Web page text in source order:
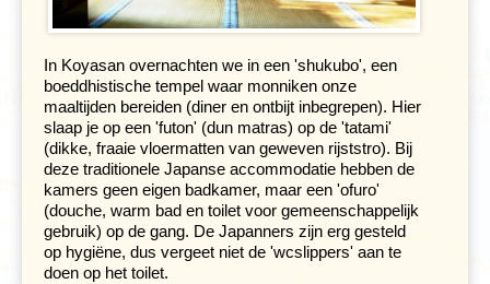
Op de terugweg van Nara naar Kyoto bezoeken we de
Fushimi Inari-tempel. Op de grond van deze tempel
staan honderden rode torii die een pad door het bos
vormen. Een fantastische plek om foto's te maken en te
wandelen langs de kleine tempeltjes en restaurantjes die
rond de berg bij de tempel liggen. In het oosten van
Kyoto kun je ook over de beroemde Filosofenwandeling
lopen. Dit pad loopt langs een kanaal met restaurants en
In Koyasan overnachten we in een 'shukubo', een
boeddhistische tempel waar monniken onze
maaltijden bereiden (diner en ontbijt inbegrepen). Hier
slaap je op een 'futon' (dun matras) op de 'tatami'
(dikke, fraaie vloermatten van geweven rijststro). Bij
deze traditionele Japanse accommodatie hebben de
kamers geen eigen badkamer, maar een 'ofuro'
(douche, warm bad en toilet voor gemeenschappelijk
gebruik) op de gang. De Japanners zijn erg gesteld
op hygiëne, dus vergeet niet de 'wcslippers' aan te
doen op het toilet.